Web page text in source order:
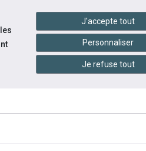
handshake Services en ligne
CONTACTEZ-
NOUS
J'accepte tout
Personnaliser
Je refuse tout